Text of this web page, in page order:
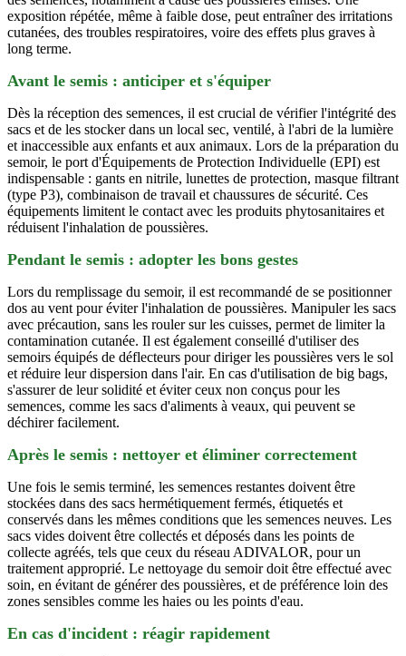
exposition répétée, même à faible dose, peut entraîner des irritations
cutanées, des troubles respiratoires, voire des effets plus graves à
long terme.
Avant le semis : anticiper et s'équiper
Dès la réception des semences, il est crucial de vérifier l'intégrité des
sacs et de les stocker dans un local sec, ventilé, à l'abri de la lumière
et inaccessible aux enfants et aux animaux. Lors de la préparation du
semoir, le port d'Équipements de Protection Individuelle (EPI) est
indispensable : gants en nitrile, lunettes de protection, masque filtrant
(type P3), combinaison de travail et chaussures de sécurité. Ces
équipements limitent le contact avec les produits phytosanitaires et
réduisent l'inhalation de poussières.
Pendant le semis : adopter les bons gestes
Lors du remplissage du semoir, il est recommandé de se positionner
dos au vent pour éviter l'inhalation de poussières. Manipuler les sacs
avec précaution, sans les rouler sur les cuisses, permet de limiter la
contamination cutanée. Il est également conseillé d'utiliser des
semoirs équipés de déflecteurs pour diriger les poussières vers le sol
et réduire leur dispersion dans l'air. En cas d'utilisation de big bags,
s'assurer de leur solidité et éviter ceux non conçus pour les
semences, comme les sacs d'aliments à veaux, qui peuvent se
déchirer facilement.
Après le semis : nettoyer et éliminer correctement
Une fois le semis terminé, les semences restantes doivent être
stockées dans des sacs hermétiquement fermés, étiquetés et
conservés dans les mêmes conditions que les semences neuves. Les
sacs vides doivent être collectés et déposés dans les points de
collecte agréés, tels que ceux du réseau ADIVALOR, pour un
traitement approprié. Le nettoyage du semoir doit être effectué avec
soin, en évitant de générer des poussières, et de préférence loin des
zones sensibles comme les haies ou les points d'eau.
En cas d'incident : réagir rapidement